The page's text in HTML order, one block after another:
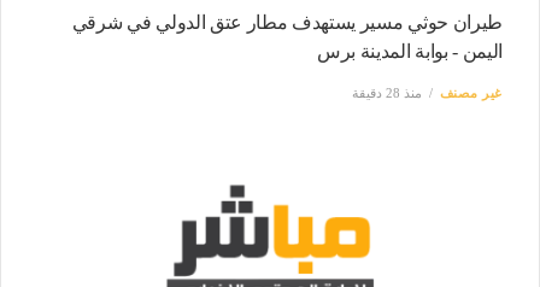
طيران حوثي مسير يستهدف مطار عتق الدولي في شرقي
اليمن - بوابة المدينة برس
غير مصنف منذ 28 دقيقة